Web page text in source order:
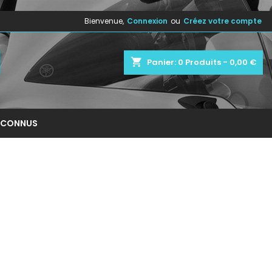
Bienvenue, Connexion ou Créez votre compte
shopping_cart Panier: 0 Produits - 0,00 €